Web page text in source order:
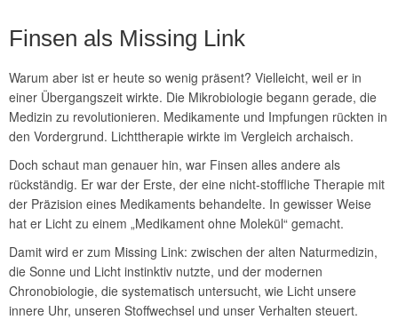
Finsen als Missing Link
Warum aber ist er heute so wenig präsent? Vielleicht, weil er in
einer Übergangszeit wirkte. Die Mikrobiologie begann gerade, die
Medizin zu revolutionieren. Medikamente und Impfungen rückten in
den Vordergrund. Lichttherapie wirkte im Vergleich archaisch.
Doch schaut man genauer hin, war Finsen alles andere als
rückständig. Er war der Erste, der eine nicht-stoffliche Therapie mit
der Präzision eines Medikaments behandelte. In gewisser Weise
hat er Licht zu einem „Medikament ohne Molekül“ gemacht.
Damit wird er zum Missing Link: zwischen der alten Naturmedizin,
die Sonne und Licht instinktiv nutzte, und der modernen
Chronobiologie, die systematisch untersucht, wie Licht unsere
innere Uhr, unseren Stoffwechsel und unser Verhalten steuert.